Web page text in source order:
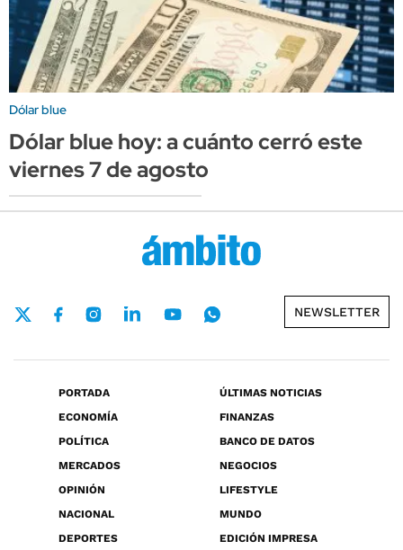
Dólar blue
Dólar blue hoy: a cuánto cerró este
viernes 7 de agosto
NEWSLETTER
PORTADA
ÚLTIMAS NOTICIAS
ECONOMÍA
FINANZAS
POLÍTICA
BANCO DE DATOS
MERCADOS
NEGOCIOS
OPINIÓN
LIFESTYLE
NACIONAL
MUNDO
DEPORTES
EDICIÓN IMPRESA